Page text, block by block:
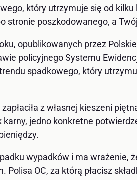
który utrzymuje się od
poszkodowanego, a
opublikowanych przez
policyjnego Systemu
spadkowego, który
z własnej kieszeni
jedno konkretne
wypadków i ma wrażenie,
OC, za którą płacisz